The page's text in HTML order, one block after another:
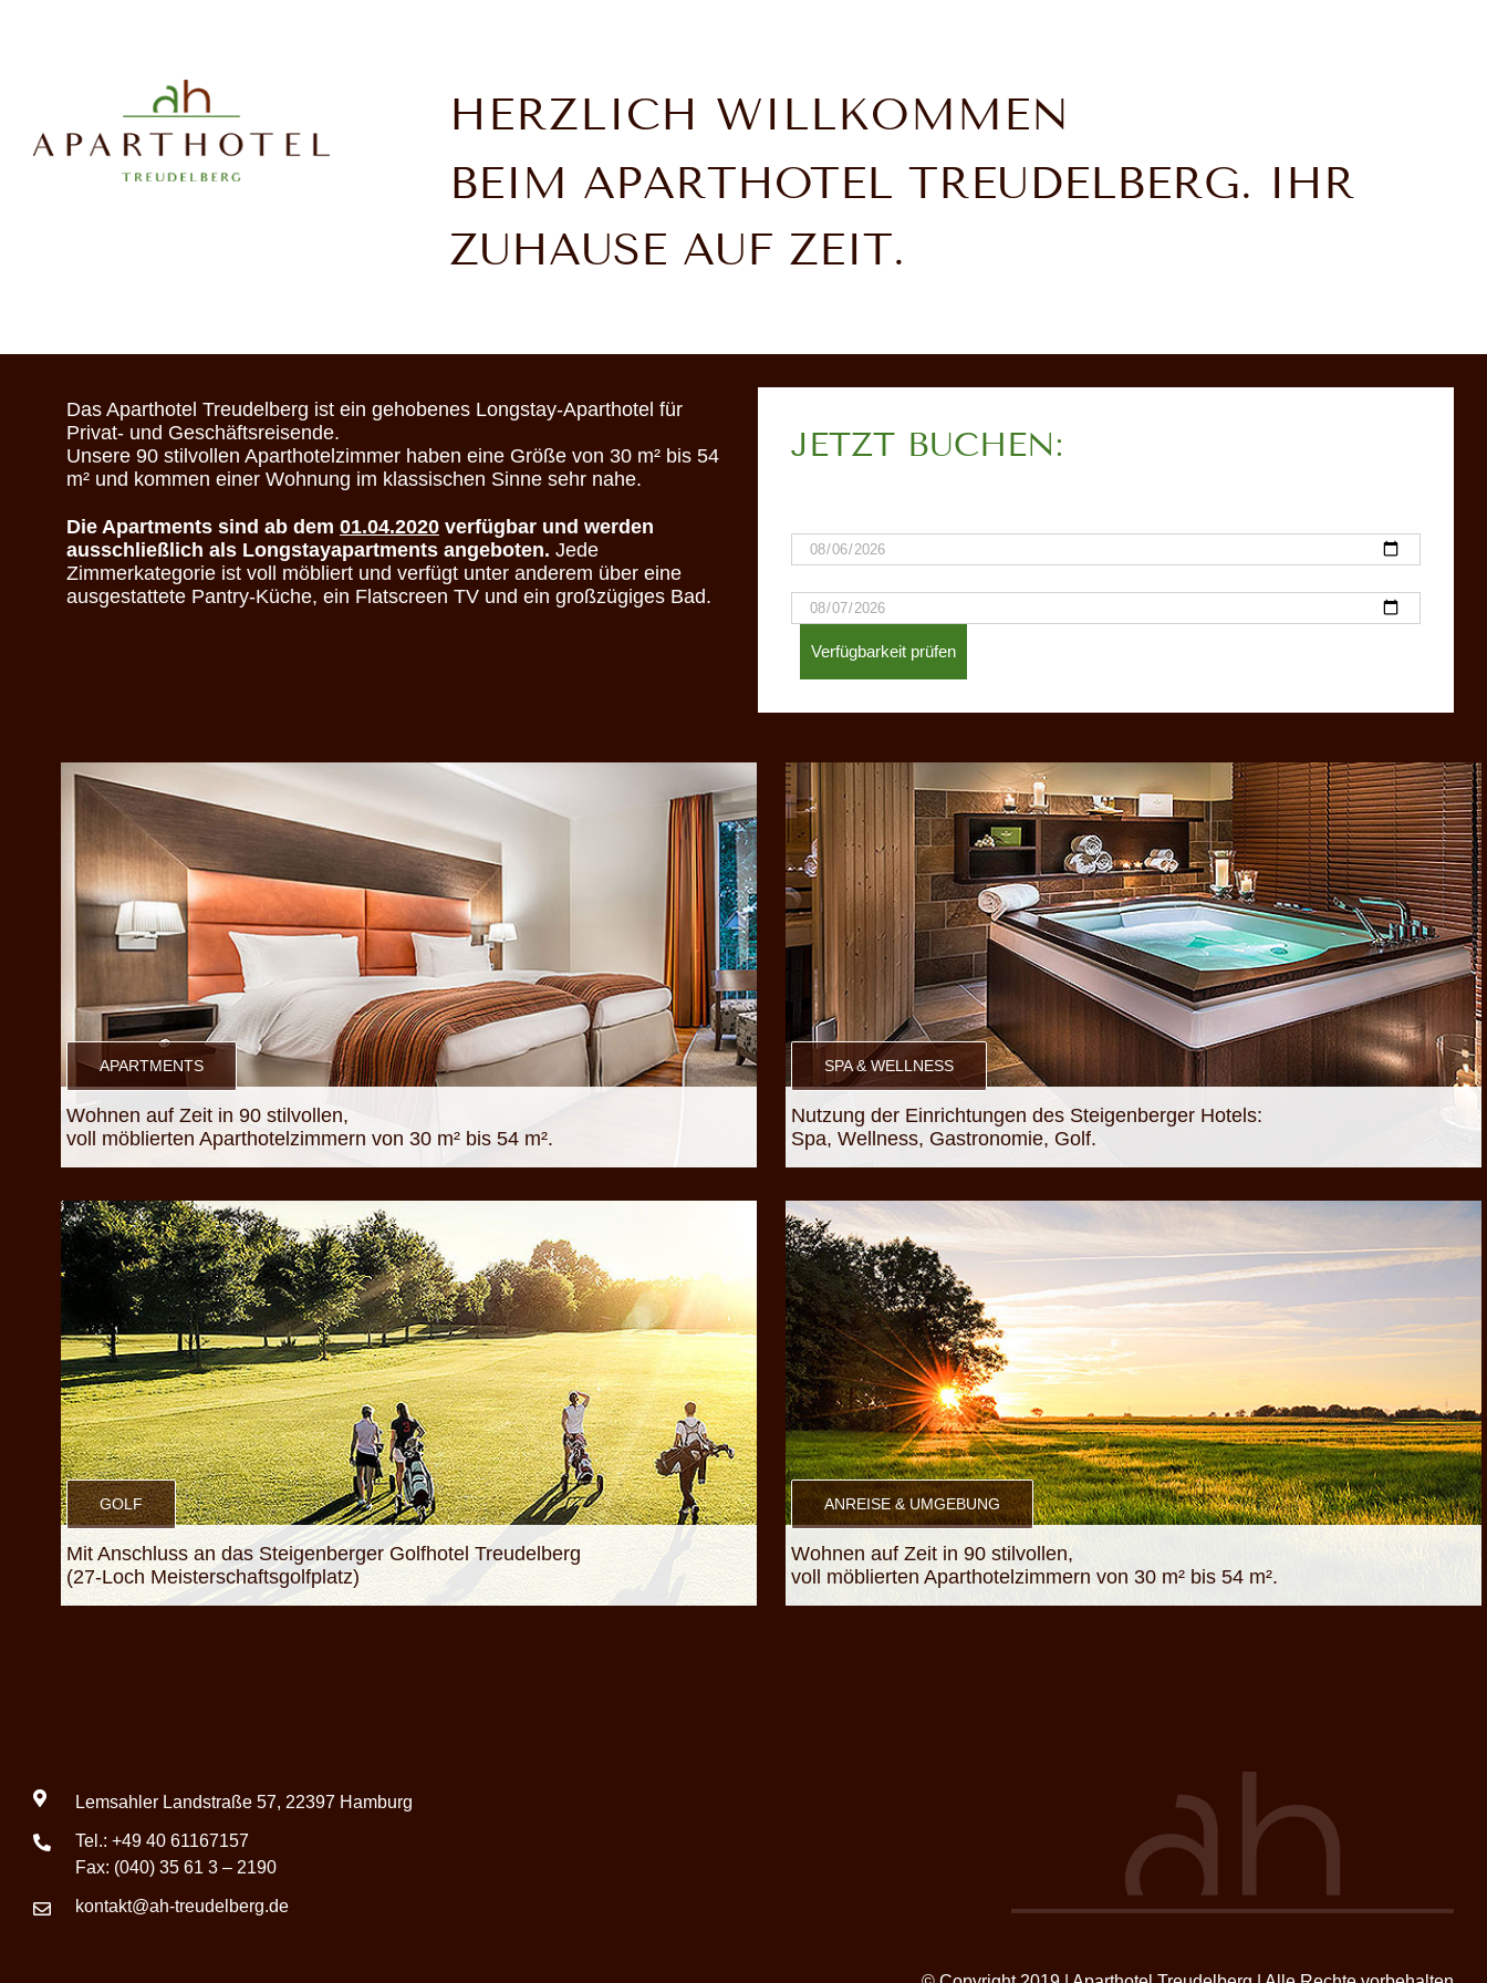
HERZLICH WILLKOMMEN
BEIM APARTHOTEL TREUDELBERG. IHR
ZUHAUSE AUF ZEIT.
Das Aparthotel Treudelberg ist ein gehobenes Longstay-Aparthotel für
Privat- und Geschäftsreisende.
Unsere 90 stilvollen Aparthotelzimmer haben eine Größe von 30 m² bis 54
m² und kommen einer Wohnung im klassischen Sinne sehr nahe.
Die Apartments sind ab dem 01.04.2020 verfügbar und werden
ausschließlich als Longstayapartments angeboten. Jede
Zimmerkategorie ist voll möbliert und verfügt unter anderem über eine
ausgestattete Pantry-Küche, ein Flatscreen TV und ein großzügiges Bad.
JETZT BUCHEN:
Verfügbarkeit prüfen
APARTMENTS
Wohnen auf Zeit in 90 stilvollen,
voll möblierten Aparthotelzimmern von 30 m² bis 54 m².
SPA & WELLNESS
Nutzung der Einrichtungen des Steigenberger Hotels:
Spa, Wellness, Gastronomie, Golf.
GOLF
Mit Anschluss an das Steigenberger Golfhotel Treudelberg
(27-Loch Meisterschaftsgolfplatz)
ANREISE & UMGEBUNG
Wohnen auf Zeit in 90 stilvollen,
voll möblierten Aparthotelzimmern von 30 m² bis 54 m².
Lemsahler Landstraße 57, 22397 Hamburg
Tel.:+49 40 61167157
Fax: (040) 35 61 3 – 2190
kontakt@ah-treudelberg.de